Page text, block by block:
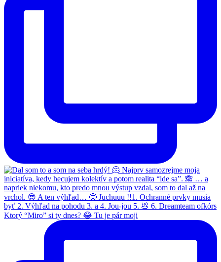
Ktorý “Miro” si ty dnes? 😂 Tu je pár moji